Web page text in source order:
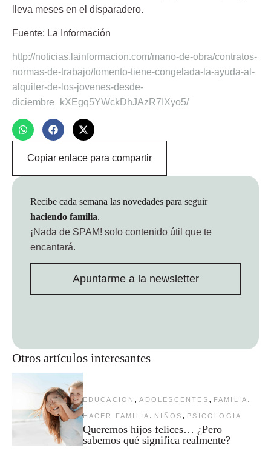
lleva meses en el disparadero.
Fuente: La Información
http://noticias.lainformacion.com/mano-de-obra/contratos-
normas-de-trabajo/fomento-tiene-congelada-la-ayuda-al-
alquiler-de-los-jovenes-desde-
diciembre_kXEgq5YWckDhJAzR7IXyo5/
Copiar enlace para compartir
Otros artículos interesantes
EDUCACION , ADOLESCENTES , FAMILIA ,
HACER FAMILIA , NIÑOS , PSICOLOGIA
Queremos hijos felices… ¿Pero
sabemos qué significa realmente?
Recibe cada semana las novedades para seguir
haciendo familia.
¡Nada de SPAM! solo contenido útil que te
encantará.
Apuntarme a la newsletter